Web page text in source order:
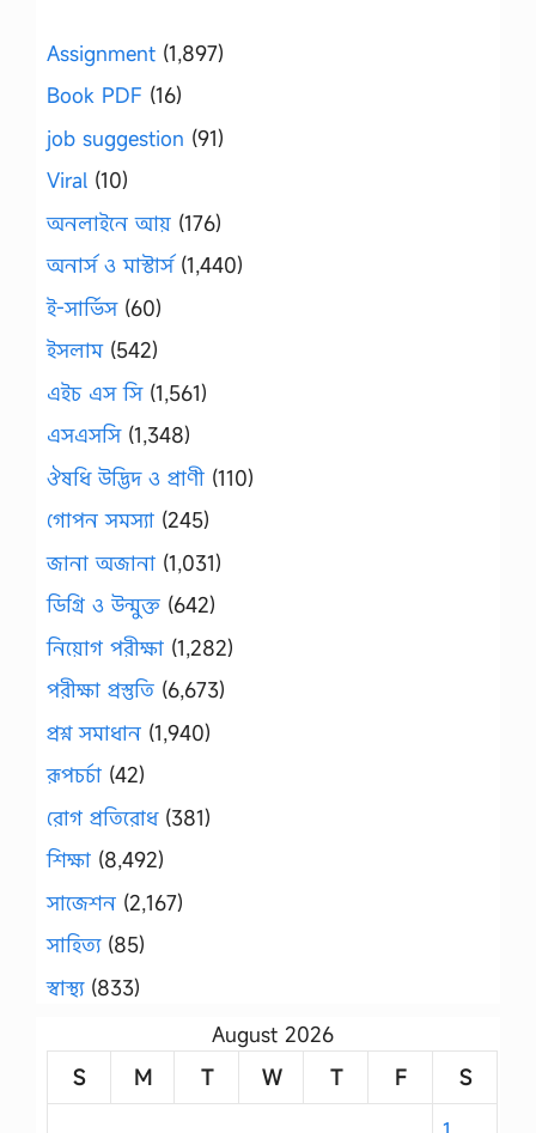
Assignment (1,897)
Book PDF (16)
job suggestion (91)
Viral (10)
অনলাইনে আয় (176)
অনার্স ও মাস্টার্স(1,440)
ই-সার্ভিস(60)
ইসলাম(542)
এইচ এস সি(1,561)
এসএসসি(1,348)
ঔষধি উদ্ভিদ ও প্রাণী (110)
গোপন সমস্যা (245)
জানা অজানা (1,031)
ডিগ্রি ও উন্মুক্ত (642)
নিয়োগ পরীক্ষা (1,282)
পরীক্ষা প্রস্তুতি (6,673)
প্রশ্ন সমাধান (1,940)
রূপচর্চা (42)
রোগ প্রতিরোধ(381)
শিক্ষা (8,492)
সাজেশন (2,167)
সাহিত্য(85)
স্বাস্থ্য(833)
August 2026
S
M T W T F
S